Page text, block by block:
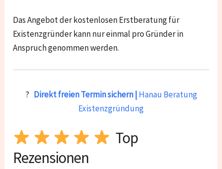
Das Angebot der kostenlosen Erstberatung für
Existenzgründer kann nur einmal pro Gründer in
Anspruch genommen werden.
? Direkt freien Termin sichern | Hanau Beratung
Existenzgründung
Top
Rezensionen